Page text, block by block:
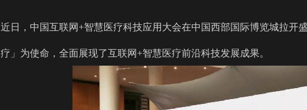
近日，中国互联网+智慧医疗科技应用大会在中国西部国际博览城拉开
疗」为使命，全面展现了互联网+智慧医疗前沿科技发展成果。